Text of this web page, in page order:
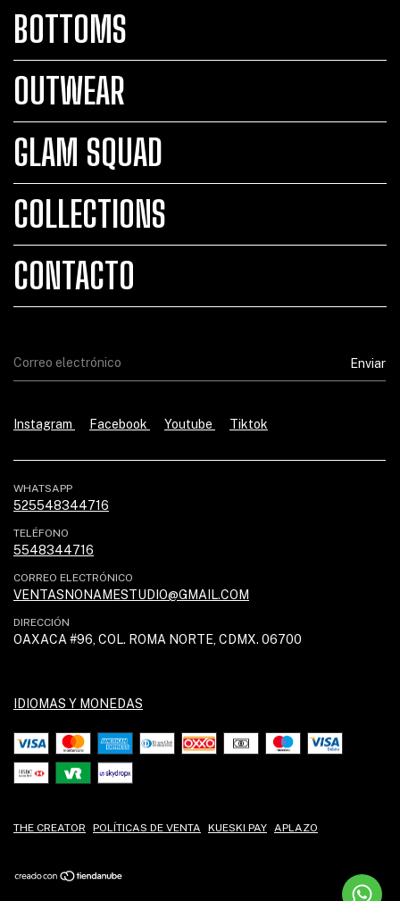
BOTTOMS
OUTWEAR
GLAM SQUAD
COLLECTIONS
CONTACTO
Instagram Facebook Youtube Tiktok
WHATSAPP
525548344716
TELÉFONO
5548344716
CORREO ELECTRÓNICO
VENTASNONAMESTUDIO@GMAIL.COM
DIRECCIÓN
OAXACA #96, COL. ROMA NORTE, CDMX. 06700
IDIOMAS Y MONEDAS
THE CREATOR POLÍTICAS DE VENTA KUESKI PAY APLAZO